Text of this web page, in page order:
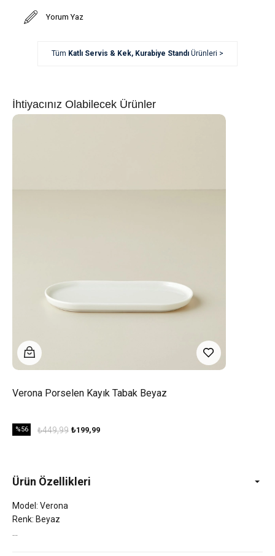
Yorum Yaz
Tüm Katlı Servis & Kek, Kurabiye StandıÜrünleri >
İhtiyacınız Olabilecek Ürünler
Verona Porselen Kayık Tabak Beyaz
%56 ₺199,99
₺449,99
Ürün Özellikleri
Model: Verona
Renk: Beyaz